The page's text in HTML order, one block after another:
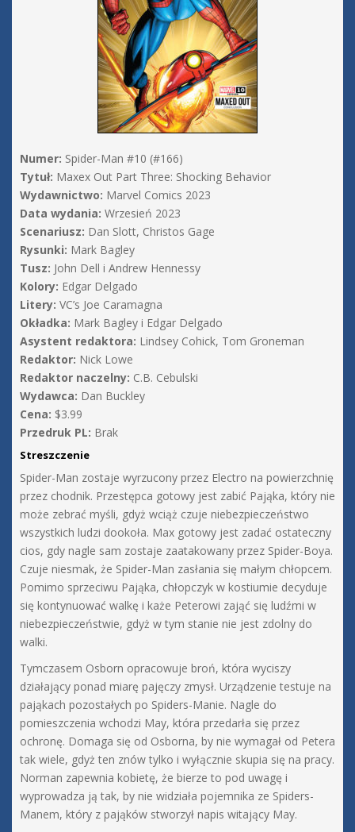
Numer: Spider-Man #10 (#166)
Tytuł: Maxex Out Part Three: Shocking Behavior
Wydawnictwo: Marvel Comics 2023
Data wydania: Wrzesień 2023
Scenariusz: Dan Slott, Christos Gage
Rysunki: Mark Bagley
Tusz: John Dell i Andrew Hennessy
Kolory: Edgar Delgado
Litery: VC’s Joe Caramagna
Okładka: Mark Bagley i Edgar Delgado
Asystent redaktora: Lindsey Cohick, Tom Groneman
Redaktor: Nick Lowe
Redaktor naczelny: C.B. Cebulski
Wydawca: Dan Buckley
Cena: $3.99
Przedruk PL: Brak
Streszczenie
Spider-Man zostaje wyrzucony przez Electro na powierzchnię
przez chodnik. Przestępca gotowy jest zabić Pająka, który nie
może zebrać myśli, gdyż wciąż czuje niebezpieczeństwo
wszystkich ludzi dookoła. Max gotowy jest zadać ostateczny
cios, gdy nagle sam zostaje zaatakowany przez Spider-Boya.
Czuje niesmak, że Spider-Man zasłania się małym chłopcem.
Pomimo sprzeciwu Pająka, chłopczyk w kostiumie decyduje
się kontynuować walkę i każe Peterowi zająć się ludźmi w
niebezpieczeństwie, gdyż w tym stanie nie jest zdolny do
walki.
Tymczasem Osborn opracowuje broń, która wyciszy
działający ponad miarę pajęczy zmysł. Urządzenie testuje na
pająkach pozostałych po Spiders-Manie. Nagle do
pomieszczenia wchodzi May, która przedarła się przez
ochronę. Domaga się od Osborna, by nie wymagał od Petera
tak wiele, gdyż ten znów tylko i wyłącznie skupia się na pracy.
Norman zapewnia kobietę, że bierze to pod uwagę i
wyprowadza ją tak, by nie widziała pojemnika ze Spiders-
Manem, który z pająków stworzył napis witający May.